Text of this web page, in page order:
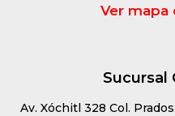
Ver mapa
Sucursal
Av. Xóchitl 328 Col.